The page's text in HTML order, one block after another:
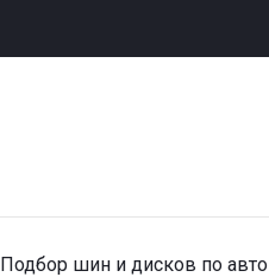
Подбор шин и дисков по авто